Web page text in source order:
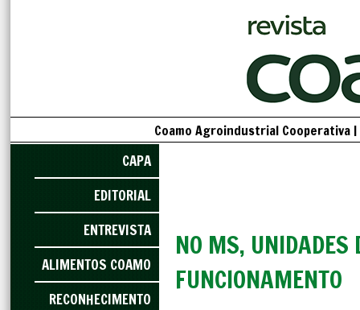
Coamo Agroindustrial Cooperativa |
CAPA
EDITORIAL
ENTREVISTA
ALIMENTOS COAMO
RECONHECIMENTO
NO MS, UNIDADES
FUNCIONAMENTO